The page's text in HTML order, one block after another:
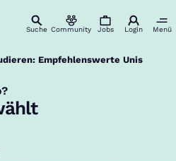
Suche Community Jobs Login Menü
Empfehlenswerte Unis